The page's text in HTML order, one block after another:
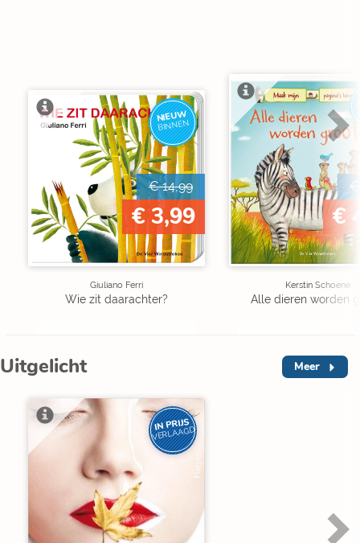
NIEUW
BINNEN
€ 14,99
€ 3,99
Giuliano Ferri
Wie zit daarachter?
€
€
Kerstin Schoene
Alle dieren worden
Uitgelicht Meer
IN PRIJS
VERLAAGD